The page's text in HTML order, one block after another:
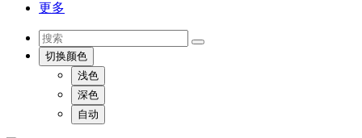
更多
切换颜色
浅色
深色
自动